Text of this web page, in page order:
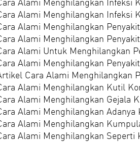
Alami Menghilangkan Infeksi
Alami Menghilangkan Infeksi
Alami Menghilangkan
Alami Menghilangkan
Alami Untuk Menghilangkan
Alami Menghilangkan
Cara Alami Menghilangkan
Alami Menghilangkan Kutil
Alami Menghilangkan Gejala
Alami Menghilangkan
Alami Menghilangkan
Alami Menghilangkan